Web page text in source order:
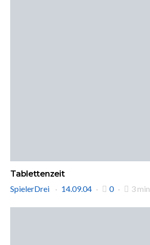
Tablettenzeit
SpielerDrei
14.09.04 0 3 min